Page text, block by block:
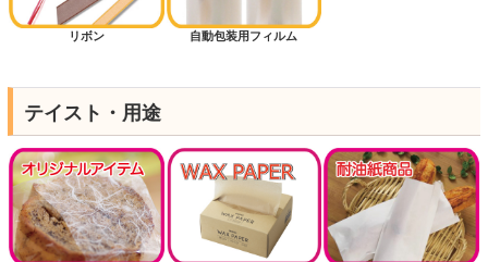
リボン 自動包装用フィルム
テイスト・用途